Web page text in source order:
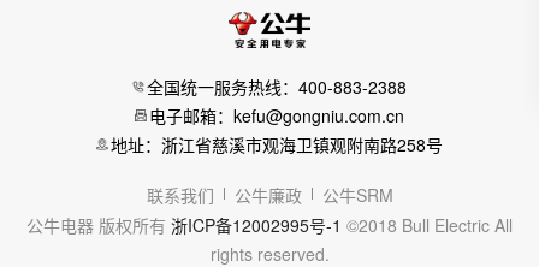
全国统一服务热线：400-883-2388
电子邮箱：kefu@gongniu.com.cn
地址：浙江省慈溪市观海卫镇观附南路258号
联系我们 公牛廉政
公牛SRM
公牛电器 版权所有 浙ICP备12002995号-1 ©2018 Bull Electric All
rights reserved.